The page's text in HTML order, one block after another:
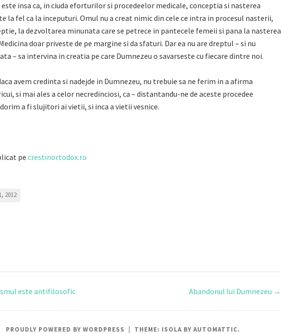
insa ca, in ciuda eforturilor si procedeelor medicale, conceptia si nasterea
la fel ca la inceputuri. Omul nu a creat nimic din cele ce intra in procesul nasterii,
la dezvoltarea minunata care se petrece in pantecele femeii si pana la nasterea
doar priveste de pe margine si da sfaturi. Dar ea nu are dreptul – si nu
– sa intervina in creatia pe care Dumnezeu o savarseste cu fiecare dintre noi.
avem credinta si nadejde in Dumnezeu, nu trebuie sa ne ferim in a afirma
si mai ales a celor necredinciosi, ca – distantandu-ne de aceste procedee
a fi slujitori ai vietii, si inca a vietii vesnice.
pe crestinortodox.ro
2012
este antifilosofic Abandonul lui Dumnezeu →
PROUDLY POWERED BY WORDPRESS THEME: ISOLA BY AUTOMATTIC.